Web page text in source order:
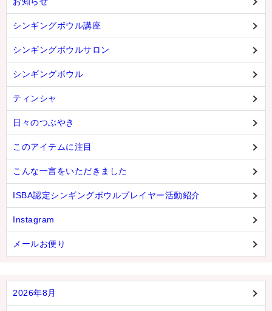
シンギングボウル講座
シンギングボウルサロン
シンギングボウル
ティンシャ
日々のつぶやき
このアイテムに注目
こんな一言をいただきました
ISBA認定シンギングボウルプレイヤー活動紹介
Instagram
メールお便り
2026年8月